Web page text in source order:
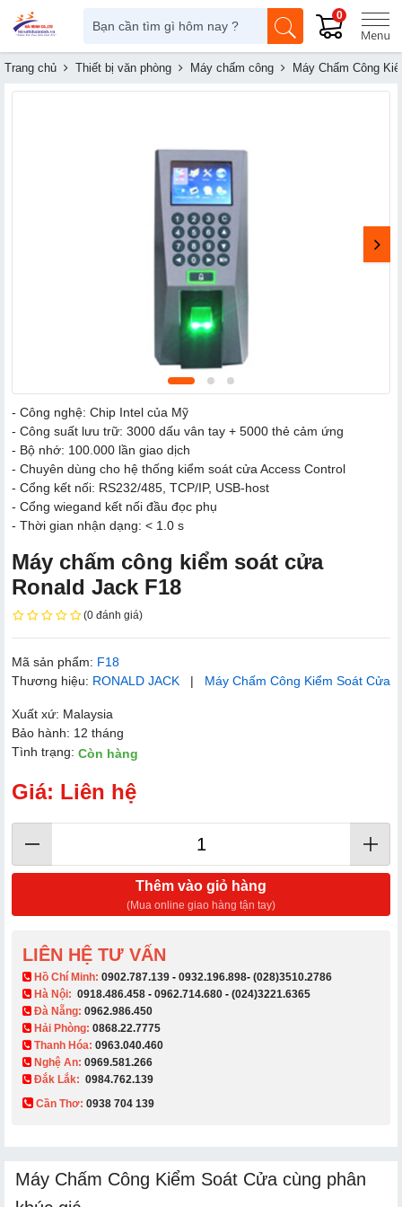
0
Trang chủ Thiết bị văn phòng Máy chấm công Máy Chấm Công
- Công nghệ: Chip Intel của Mỹ
- Công suất lưu trữ: 3000 dấu vân tay + 5000 thẻ cảm ứng
- Bộ nhớ: 100.000 lần giao dịch
- Chuyên dùng cho hệ thống kiểm soát cửa Access Control
- Cổng kết nối: RS232/485, TCP/IP, USB-host
- Cổng wiegand kết nối đầu đọc phụ
- Thời gian nhận dạng: < 1.0 s
Máy chấm công kiểm soát cửa
Ronald Jack F18
(0 đánh giá)
Mã sản phẩm: F18
Thương hiệu: RONALD JACK | Máy Chấm Công Kiểm Soát Cửa
Xuất xứ: Malaysia
Bảo hành: 12 tháng
Tình trạng: Còn hàng
Giá: Liên hệ
Thêm vào giỏ hàng
(Mua online giao hàng tận tay)
LIÊN HỆ TƯ VẤN
​ Hồ Chí Minh: 0902.787.139 - 0932.196.898- (028)3510.2786
Hà Nội: 0918.486.458 - 0962.714.680 - (024)3221.6365
Đà Nẵng: 0962.986.450
Hải Phòng: 0868.22.7775
Thanh Hóa: 0963.040.460
Nghệ An: 0969.581.266
Đắk Lắk: 0984.762.139
Cần Thơ: 0938 704 139​
Máy Chấm Công Kiểm Soát Cửa cùng phân